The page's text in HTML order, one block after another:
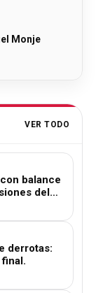
Monje
VER TODO
balance
del…
derrotas: